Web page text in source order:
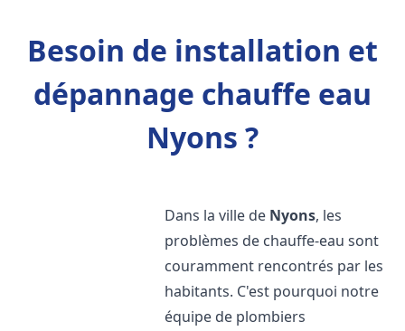
Besoin de installation et
dépannage chauffe eau
Nyons ?
Dans la ville de Nyons, les
problèmes de chauffe-eau sont
couramment rencontrés par les
habitants. C'est pourquoi notre
équipe de plombiers